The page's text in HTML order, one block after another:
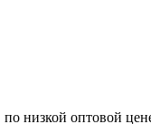
по низкой оптовой